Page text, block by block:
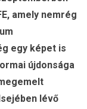
amely nemrég
egy képet is
újdonsága
lévő